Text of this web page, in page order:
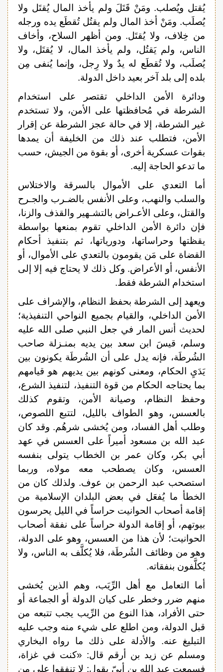
يُقتل ويُصلب. ومَنْ قَتَلَ ولم يأخذ المال يُقتَل ولا
يُصلَب. ومَنْ أخذ المال ولم يقتُل تُقطَع يده ورجله
من خِلاف، ولا يُقتَل. ومن أظهر السلاح، وأخاف
الناس، ولم يَقتُل، ولم يأخذ المال، لا يُقتَل، ولا
يُصلَب، ولا تُقطَع له يدٌ ولا رِجل، وإنما يُنفى مِن
بلده إلى بلد آخر بعيد داخل الدولة.
ودائرة الأمن الداخلي تقتصر على استخدام
الشرطة في مُحافظتها على الأمن، ولا تستخدم
غير الشرطة، إلا في حالة عجز الشرطة عن إقرار
الأمن، فتطلب عند ذلك من الخليفة أن يمدها
بقوات عسكرية أخرى، أو بقوة من الجيش، حسب
ما تدعو الحاجة إليه.
أما التعدي على الأموال بالسرقة والاختلاس
والسلب والنهب، وعلى الأنفس بالضـرب والجـرح
والقتل، وعلى الأعـراض بالتشـهير والقذف والزنا،
فإن دائرة الأمن الداخلي تقوم بمنعها بواسطة
يقظتها وحراساتها، ودورياتها، ثم بتنفيذ أحكام
القضاة على مَن يقومون بالتعدي على الأموال، أو
الأنفس، أو الأعراض. وكل ذلك لا يحتاج فيه إلا إلى
استخدام الشرطة فقط.
ويعهد إلى الشرطة بحفظ النظام، والإشراف على
الأمن الداخلي، والقيام بجميع النواحي التنفيذية؛
لحديث أنس المار في جعل النبي صلى الله عليه
وسلم، قيسَ ابن سعد بين يديه بمنـزلة صاحب
الشُرطَة، فإنه يدل على أن الشُرطَة يكونون بين
يَدَيِ الحكام، ومعنى كونهم بين يديهم هو قيامهم
بما يحتاجه الحكام من قوة التنفيذ، لتنفيذ الشرع،
وحفظ النظام، وصيانة الأمن، وتقوم كذلك
بالعسس، وهو الطواف بالليل، لتتبع اللصوص،
وطلب أهل الفساد، ومن يُخشى شرهُم. وقد كان
عبد الله بن مسعود أميراً على العسس في عهد
أبي بكر، وكان عمر بن الخطاب يتولى بنفسه
العسس، وكان يصطحب معه مولاه، وربما
استصحب عبد الرحمن بن عوف. ولذلك كان من
الخطأ ما يُفعَل في بعض البلدان الإسلامية من
إقامة أصحاب الحوانيت حراساً في الليل يحرسون
بيوتهم، أو إقامة الدولة حراساً على نفقة أصحاب
الحوانيت؛ لأن هذا من العسس، وهو على الدولة،
وهو من وظائف الشُرطَة، فلا يُكلَّف به الناس، ولا
يُكلَّفون بنفقاته.
أما التعامل مع أهل الرِّيَب، وهم الذين يُخشى
منهم ضرر وخطر على كيان الدولة أو الجماعة أو
حتى الأفراد، هذا النوع من الرِّيب يجب تتبعه من
قبل الدولة، ومن اطلع على شيء منه وجب عليه
التبليغ عنه. والأدلة على ذلك ما رواه البخاري
ومسلم عن زيد بن أرقم قال: «كنت في غزاة،
فسمعت عبد الله بن أبيّ يقول: لا تنفقوا على من